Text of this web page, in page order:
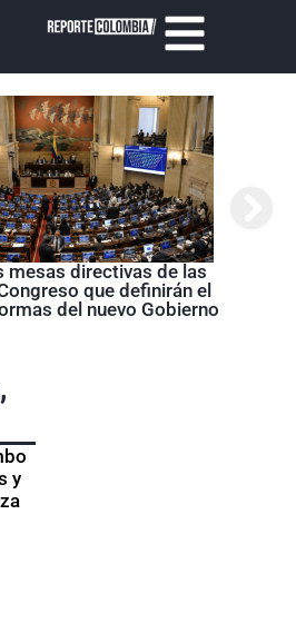
mesas directivas de las
que definirán el
del nuevo Gobierno
,
y